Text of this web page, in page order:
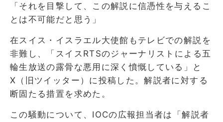
「それを目撃して、この解説に信憑性を与えるこ
とは不可能だと思う」
在スイス・イスラエル大使館もテレビでの解説を
非難し、「スイスRTSのジャーナリストによる五
輪生放送の露骨な悪用に深く憤慨している」と
X（旧ツイッター）に投稿した。解説者に対する
断固たる措置を求めた。
この騒動について、IOCの広報担当者は「解説者